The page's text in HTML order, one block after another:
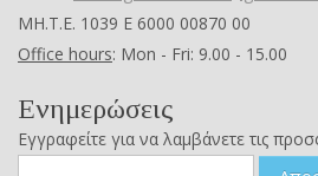
ΜΗ.Τ.Ε. 1039 Ε 6000 00870 00
Office hours: Mon - Fri: 9.00 - 15.00
Ενημερώσεις
Εγγραφείτε για να λαμβάνετε τις